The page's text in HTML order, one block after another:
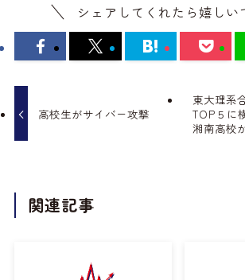
シェアしてくれたら嬉しい
高校生がサイバー攻撃
東大理系
TOP５に
湘南高校
関連記事